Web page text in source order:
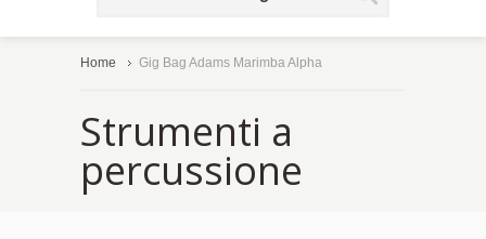
Home Gig Bag Adams Marimba Alpha
Strumenti a
percussione